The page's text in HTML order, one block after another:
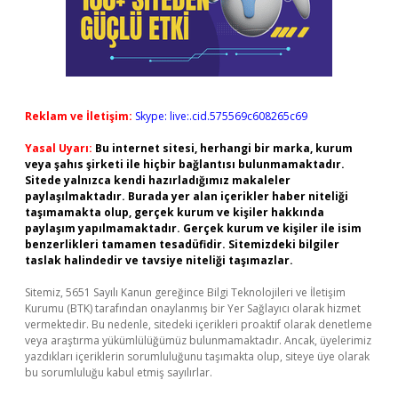
Reklam ve İletişim: Skype: live:.cid.575569c608265c69
Yasal Uyarı: Bu internet sitesi, herhangi bir marka, kurum
veya şahıs şirketi ile hiçbir bağlantısı bulunmamaktadır.
Sitede yalnızca kendi hazırladığımız makaleler
paylaşılmaktadır. Burada yer alan içerikler haber niteliği
taşımamakta olup, gerçek kurum ve kişiler hakkında
paylaşım yapılmamaktadır. Gerçek kurum ve kişiler ile isim
benzerlikleri tamamen tesadüfidir. Sitemizdeki bilgiler
taslak halindedir ve tavsiye niteliği taşımazlar.
Sitemiz, 5651 Sayılı Kanun gereğince Bilgi Teknolojileri ve İletişim
Kurumu (BTK) tarafından onaylanmış bir Yer Sağlayıcı olarak hizmet
vermektedir. Bu nedenle, sitedeki içerikleri proaktif olarak denetleme
veya araştırma yükümlülüğümüz bulunmamaktadır. Ancak, üyelerimiz
yazdıkları içeriklerin sorumluluğunu taşımakta olup, siteye üye olarak
bu sorumluluğu kabul etmiş sayılırlar.